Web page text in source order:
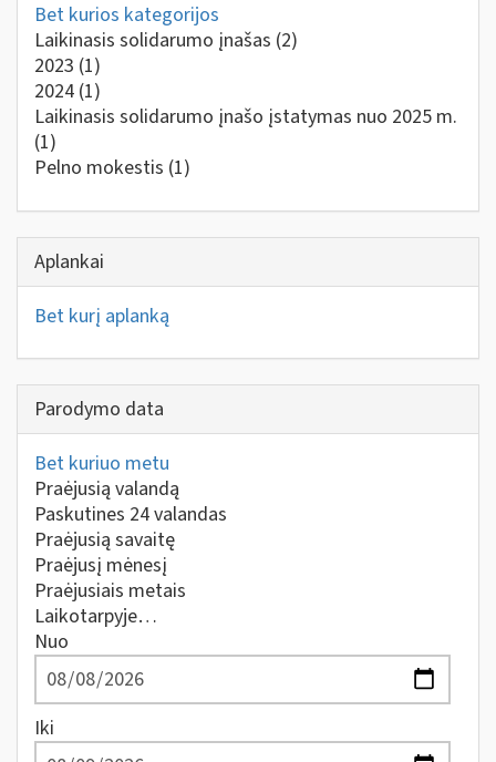
Bet kurios kategorijos
Laikinasis solidarumo įnašas (2)
2023 (1)
2024 (1)
Laikinasis solidarumo įnašo įstatymas nuo 2025 m.
(1)
Pelno mokestis (1)
Aplankai
Bet kurį aplanką
Parodymo data
Bet kuriuo metu
Praėjusią valandą
Paskutines 24 valandas
Praėjusią savaitę
Praėjusį mėnesį
Praėjusiais metais
Laikotarpyje…
Nuo
Iki